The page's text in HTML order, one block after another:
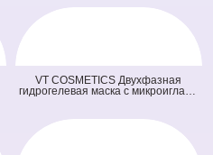
VT COSMETICS Двухфазная
гидрогелевая маска с микроиглами
зеленая) (33 гр + 1,5 гр)